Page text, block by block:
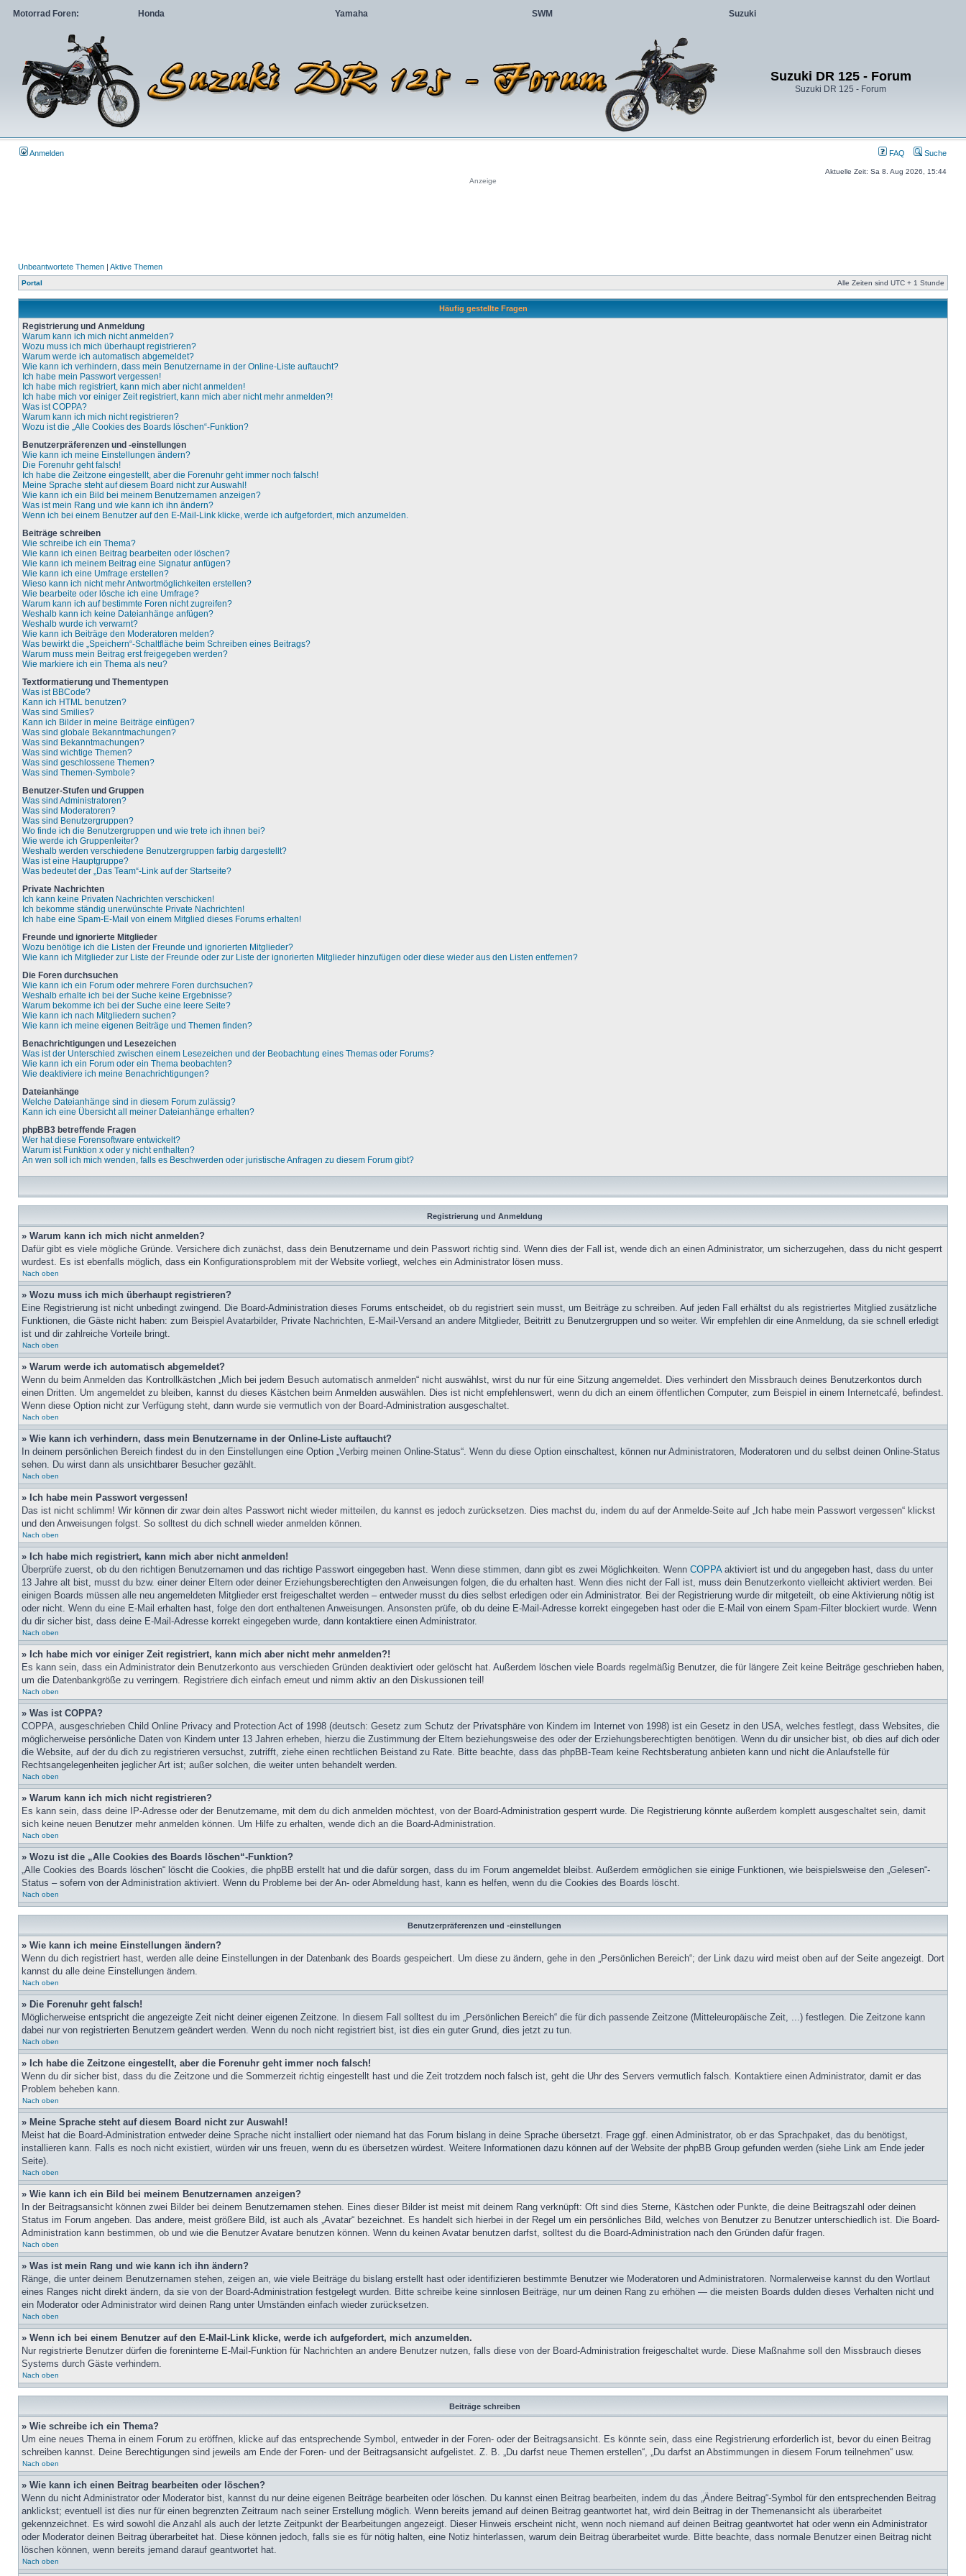
Motorrad Foren: Honda Yamaha SWM Suzuki
Suzuki DR 125 - Forum
Suzuki DR 125 - Forum
Anmelden FAQ Suche
Aktuelle Zeit: Sa 8. Aug 2026, 15:44
Anzeige
Unbeantwortete Themen | Aktive Themen
Portal Alle Zeiten sind UTC + 1 Stunde
Häufig gestellte Fragen
Registrierung und Anmeldung
Warum kann ich mich nicht anmelden?
Wozu muss ich mich überhaupt registrieren?
Warum werde ich automatisch abgemeldet?
Wie kann ich verhindern, dass mein Benutzername in der Online-Liste auftaucht?
Ich habe mein Passwort vergessen!
Ich habe mich registriert, kann mich aber nicht anmelden!
Ich habe mich vor einiger Zeit registriert, kann mich aber nicht mehr anmelden?!
Was ist COPPA?
Warum kann ich mich nicht registrieren?
Wozu ist die „Alle Cookies des Boards löschen“-Funktion?
Benutzerpräferenzen und -einstellungen
Wie kann ich meine Einstellungen ändern?
Die Forenuhr geht falsch!
Ich habe die Zeitzone eingestellt, aber die Forenuhr geht immer noch falsch!
Meine Sprache steht auf diesem Board nicht zur Auswahl!
Wie kann ich ein Bild bei meinem Benutzernamen anzeigen?
Was ist mein Rang und wie kann ich ihn ändern?
Wenn ich bei einem Benutzer auf den E-Mail-Link klicke, werde ich aufgefordert, mich anzumelden.
Beiträge schreiben
Wie schreibe ich ein Thema?
Wie kann ich einen Beitrag bearbeiten oder löschen?
Wie kann ich meinem Beitrag eine Signatur anfügen?
Wie kann ich eine Umfrage erstellen?
Wieso kann ich nicht mehr Antwortmöglichkeiten erstellen?
Wie bearbeite oder lösche ich eine Umfrage?
Warum kann ich auf bestimmte Foren nicht zugreifen?
Weshalb kann ich keine Dateianhänge anfügen?
Weshalb wurde ich verwarnt?
Wie kann ich Beiträge den Moderatoren melden?
Was bewirkt die „Speichern“-Schaltfläche beim Schreiben eines Beitrags?
Warum muss mein Beitrag erst freigegeben werden?
Wie markiere ich ein Thema als neu?
Textformatierung und Thementypen
Was ist BBCode?
Kann ich HTML benutzen?
Was sind Smilies?
Kann ich Bilder in meine Beiträge einfügen?
Was sind globale Bekanntmachungen?
Was sind Bekanntmachungen?
Was sind wichtige Themen?
Was sind geschlossene Themen?
Was sind Themen-Symbole?
Benutzer-Stufen und Gruppen
Was sind Administratoren?
Was sind Moderatoren?
Was sind Benutzergruppen?
Wo finde ich die Benutzergruppen und wie trete ich ihnen bei?
Wie werde ich Gruppenleiter?
Weshalb werden verschiedene Benutzergruppen farbig dargestellt?
Was ist eine Hauptgruppe?
Was bedeutet der „Das Team“-Link auf der Startseite?
Private Nachrichten
Ich kann keine Privaten Nachrichten verschicken!
Ich bekomme ständig unerwünschte Private Nachrichten!
Ich habe eine Spam-E-Mail von einem Mitglied dieses Forums erhalten!
Freunde und ignorierte Mitglieder
Wozu benötige ich die Listen der Freunde und ignorierten Mitglieder?
Wie kann ich Mitglieder zur Liste der Freunde oder zur Liste der ignorierten Mitglieder hinzufügen oder diese wieder aus den Listen entfernen?
Die Foren durchsuchen
Wie kann ich ein Forum oder mehrere Foren durchsuchen?
Weshalb erhalte ich bei der Suche keine Ergebnisse?
Warum bekomme ich bei der Suche eine leere Seite?
Wie kann ich nach Mitgliedern suchen?
Wie kann ich meine eigenen Beiträge und Themen finden?
Benachrichtigungen und Lesezeichen
Was ist der Unterschied zwischen einem Lesezeichen und der Beobachtung eines Themas oder Forums?
Wie kann ich ein Forum oder ein Thema beobachten?
Wie deaktiviere ich meine Benachrichtigungen?
Dateianhänge
Welche Dateianhänge sind in diesem Forum zulässig?
Kann ich eine Übersicht all meiner Dateianhänge erhalten?
phpBB3 betreffende Fragen
Wer hat diese Forensoftware entwickelt?
Warum ist Funktion x oder y nicht enthalten?
An wen soll ich mich wenden, falls es Beschwerden oder juristische Anfragen zu diesem Forum gibt?
Registrierung und Anmeldung
» Warum kann ich mich nicht anmelden?
Dafür gibt es viele mögliche Gründe. Versichere dich zunächst, dass dein Benutzername und dein Passwort richtig sind. Wenn dies der Fall ist, wende dich an einen Administrator, um sicherzugehen, dass du nicht gesperrt
wurdest. Es ist ebenfalls möglich, dass ein Konfigurationsproblem mit der Website vorliegt, welches ein Administrator lösen muss.
Nach oben
» Wozu muss ich mich überhaupt registrieren?
Eine Registrierung ist nicht unbedingt zwingend. Die Board-Administration dieses Forums entscheidet, ob du registriert sein musst, um Beiträge zu schreiben. Auf jeden Fall erhältst du als registriertes Mitglied zusätzliche
Funktionen, die Gäste nicht haben: zum Beispiel Avatarbilder, Private Nachrichten, E-Mail-Versand an andere Mitglieder, Beitritt zu Benutzergruppen und so weiter. Wir empfehlen dir eine Anmeldung, da sie schnell erledigt
ist und dir zahlreiche Vorteile bringt.
Nach oben
» Warum werde ich automatisch abgemeldet?
Wenn du beim Anmelden das Kontrollkästchen „Mich bei jedem Besuch automatisch anmelden“ nicht auswählst, wirst du nur für eine Sitzung angemeldet. Dies verhindert den Missbrauch deines Benutzerkontos durch
einen Dritten. Um angemeldet zu bleiben, kannst du dieses Kästchen beim Anmelden auswählen. Dies ist nicht empfehlenswert, wenn du dich an einem öffentlichen Computer, zum Beispiel in einem Internetcafé, befindest.
Wenn diese Option nicht zur Verfügung steht, dann wurde sie vermutlich von der Board-Administration ausgeschaltet.
Nach oben
» Wie kann ich verhindern, dass mein Benutzername in der Online-Liste auftaucht?
In deinem persönlichen Bereich findest du in den Einstellungen eine Option „Verbirg meinen Online-Status“. Wenn du diese Option einschaltest, können nur Administratoren, Moderatoren und du selbst deinen Online-Status
sehen. Du wirst dann als unsichtbarer Besucher gezählt.
Nach oben
» Ich habe mein Passwort vergessen!
Das ist nicht schlimm! Wir können dir zwar dein altes Passwort nicht wieder mitteilen, du kannst es jedoch zurücksetzen. Dies machst du, indem du auf der Anmelde-Seite auf „Ich habe mein Passwort vergessen“ klickst
und den Anweisungen folgst. So solltest du dich schnell wieder anmelden können.
Nach oben
» Ich habe mich registriert, kann mich aber nicht anmelden!
Überprüfe zuerst, ob du den richtigen Benutzernamen und das richtige Passwort eingegeben hast. Wenn diese stimmen, dann gibt es zwei Möglichkeiten. Wenn COPPAaktiviert ist und du angegeben hast, dass du unter
13 Jahre alt bist, musst du bzw. einer deiner Eltern oder deiner Erziehungsberechtigten den Anweisungen folgen, die du erhalten hast. Wenn dies nicht der Fall ist, muss dein Benutzerkonto vielleicht aktiviert werden. Bei
einigen Boards müssen alle neu angemeldeten Mitglieder erst freigeschaltet werden – entweder musst du dies selbst erledigen oder ein Administrator. Bei der Registrierung wurde dir mitgeteilt, ob eine Aktivierung nötig ist
oder nicht. Wenn du eine E-Mail erhalten hast, folge den dort enthaltenen Anweisungen. Ansonsten prüfe, ob du deine E-Mail-Adresse korrekt eingegeben hast oder die E-Mail von einem Spam-Filter blockiert wurde. Wenn
du dir sicher bist, dass deine E-Mail-Adresse korrekt eingegeben wurde, dann kontaktiere einen Administrator.
Nach oben
» Ich habe mich vor einiger Zeit registriert, kann mich aber nicht mehr anmelden?!
Es kann sein, dass ein Administrator dein Benutzerkonto aus verschieden Gründen deaktiviert oder gelöscht hat. Außerdem löschen viele Boards regelmäßig Benutzer, die für längere Zeit keine Beiträge geschrieben haben,
um die Datenbankgröße zu verringern. Registriere dich einfach erneut und nimm aktiv an den Diskussionen teil!
Nach oben
» Was ist COPPA?
COPPA, ausgeschrieben Child Online Privacy and Protection Act of 1998 (deutsch: Gesetz zum Schutz der Privatsphäre von Kindern im Internet von 1998) ist ein Gesetz in den USA, welches festlegt, dass Websites, die
möglicherweise persönliche Daten von Kindern unter 13 Jahren erheben, hierzu die Zustimmung der Eltern beziehungsweise des oder der Erziehungsberechtigten benötigen. Wenn du dir unsicher bist, ob dies auf dich oder
die Website, auf der du dich zu registrieren versuchst, zutrifft, ziehe einen rechtlichen Beistand zu Rate. Bitte beachte, dass das phpBB-Team keine Rechtsberatung anbieten kann und nicht die Anlaufstelle für
Rechtsangelegenheiten jeglicher Art ist; außer solchen, die weiter unten behandelt werden.
Nach oben
» Warum kann ich mich nicht registrieren?
Es kann sein, dass deine IP-Adresse oder der Benutzername, mit dem du dich anmelden möchtest, von der Board-Administration gesperrt wurde. Die Registrierung könnte außerdem komplett ausgeschaltet sein, damit
sich keine neuen Benutzer mehr anmelden können. Um Hilfe zu erhalten, wende dich an die Board-Administration.
Nach oben
» Wozu ist die „Alle Cookies des Boards löschen“-Funktion?
„Alle Cookies des Boards löschen“ löscht die Cookies, die phpBB erstellt hat und die dafür sorgen, dass du im Forum angemeldet bleibst. Außerdem ermöglichen sie einige Funktionen, wie beispielsweise den „Gelesen“-
Status – sofern von der Administration aktiviert. Wenn du Probleme bei der An- oder Abmeldung hast, kann es helfen, wenn du die Cookies des Boards löscht.
Nach oben
Benutzerpräferenzen und -einstellungen
» Wie kann ich meine Einstellungen ändern?
Wenn du dich registriert hast, werden alle deine Einstellungen in der Datenbank des Boards gespeichert. Um diese zu ändern, gehe in den „Persönlichen Bereich“; der Link dazu wird meist oben auf der Seite angezeigt. Dort
kannst du alle deine Einstellungen ändern.
Nach oben
» Die Forenuhr geht falsch!
Möglicherweise entspricht die angezeigte Zeit nicht deiner eigenen Zeitzone. In diesem Fall solltest du im „Persönlichen Bereich“ die für dich passende Zeitzone (Mitteleuropäische Zeit, ...) festlegen. Die Zeitzone kann
dabei nur von registrierten Benutzern geändert werden. Wenn du noch nicht registriert bist, ist dies ein guter Grund, dies jetzt zu tun.
Nach oben
» Ich habe die Zeitzone eingestellt, aber die Forenuhr geht immer noch falsch!
Wenn du dir sicher bist, dass du die Zeitzone und die Sommerzeit richtig eingestellt hast und die Zeit trotzdem noch falsch ist, geht die Uhr des Servers vermutlich falsch. Kontaktiere einen Administrator, damit er das
Problem beheben kann.
Nach oben
» Meine Sprache steht auf diesem Board nicht zur Auswahl!
Meist hat die Board-Administration entweder deine Sprache nicht installiert oder niemand hat das Forum bislang in deine Sprache übersetzt. Frage ggf. einen Administrator, ob er das Sprachpaket, das du benötigst,
installieren kann. Falls es noch nicht existiert, würden wir uns freuen, wenn du es übersetzen würdest. Weitere Informationen dazu können auf der Website der phpBB Group gefunden werden (siehe Link am Ende jeder
Seite).
Nach oben
» Wie kann ich ein Bild bei meinem Benutzernamen anzeigen?
In der Beitragsansicht können zwei Bilder bei deinem Benutzernamen stehen. Eines dieser Bilder ist meist mit deinem Rang verknüpft: Oft sind dies Sterne, Kästchen oder Punkte, die deine Beitragszahl oder deinen
Status im Forum angeben. Das andere, meist größere Bild, ist auch als „Avatar“ bezeichnet. Es handelt sich hierbei in der Regel um ein persönliches Bild, welches von Benutzer zu Benutzer unterschiedlich ist. Die Board-
Administration kann bestimmen, ob und wie die Benutzer Avatare benutzen können. Wenn du keinen Avatar benutzen darfst, solltest du die Board-Administration nach den Gründen dafür fragen.
Nach oben
» Was ist mein Rang und wie kann ich ihn ändern?
Ränge, die unter deinem Benutzernamen stehen, zeigen an, wie viele Beiträge du bislang erstellt hast oder identifizieren bestimmte Benutzer wie Moderatoren und Administratoren. Normalerweise kannst du den Wortlaut
eines Ranges nicht direkt ändern, da sie von der Board-Administration festgelegt wurden. Bitte schreibe keine sinnlosen Beiträge, nur um deinen Rang zu erhöhen — die meisten Boards dulden dieses Verhalten nicht und
ein Moderator oder Administrator wird deinen Rang unter Umständen einfach wieder zurücksetzen.
Nach oben
» Wenn ich bei einem Benutzer auf den E-Mail-Link klicke, werde ich aufgefordert, mich anzumelden.
Nur registrierte Benutzer dürfen die foreninterne E-Mail-Funktion für Nachrichten an andere Benutzer nutzen, falls diese von der Board-Administration freigeschaltet wurde. Diese Maßnahme soll den Missbrauch dieses
Systems durch Gäste verhindern.
Nach oben
Beiträge schreiben
» Wie schreibe ich ein Thema?
Um eine neues Thema in einem Forum zu eröffnen, klicke auf das entsprechende Symbol, entweder in der Foren- oder der Beitragsansicht. Es könnte sein, dass eine Registrierung erforderlich ist, bevor du einen Beitrag
schreiben kannst. Deine Berechtigungen sind jeweils am Ende der Foren- und der Beitragsansicht aufgelistet. Z. B. „Du darfst neue Themen erstellen“, „Du darfst an Abstimmungen in diesem Forum teilnehmen“ usw.
Nach oben
» Wie kann ich einen Beitrag bearbeiten oder löschen?
Wenn du nicht Administrator oder Moderator bist, kannst du nur deine eigenen Beiträge bearbeiten oder löschen. Du kannst einen Beitrag bearbeiten, indem du das „Ändere Beitrag“-Symbol für den entsprechenden Beitrag
anklickst; eventuell ist dies nur für einen begrenzten Zeitraum nach seiner Erstellung möglich. Wenn bereits jemand auf deinen Beitrag geantwortet hat, wird dein Beitrag in der Themenansicht als überarbeitet
gekennzeichnet. Es wird sowohl die Anzahl als auch der letzte Zeitpunkt der Bearbeitungen angezeigt. Dieser Hinweis erscheint nicht, wenn noch niemand auf deinen Beitrag geantwortet hat oder wenn ein Administrator
oder Moderator deinen Beitrag überarbeitet hat. Diese können jedoch, falls sie es für nötig halten, eine Notiz hinterlassen, warum dein Beitrag überarbeitet wurde. Bitte beachte, dass normale Benutzer einen Beitrag nicht
löschen können, wenn bereits jemand darauf geantwortet hat.
Nach oben